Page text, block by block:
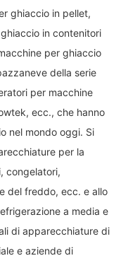
ghiaccio in pellet,
in contenitori
per ghiaccio
della serie
per macchine
ecc., che hanno
nel mondo oggi. Si
per la
congelatori,
del freddo, ecc. e allo
a media e
di apparecchiature di
e aziende di